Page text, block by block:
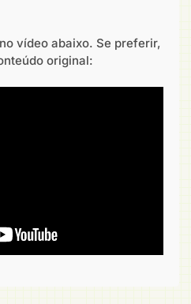
vídeo abaixo. Se preferir,
original: